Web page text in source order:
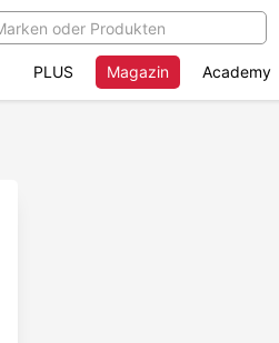
PLUS Magazin Academy